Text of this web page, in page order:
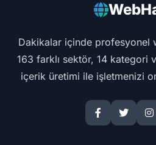
Dakikalar içinde profesyonel
163 farklı sektör, 14 kategori
içerik üretimi ile işletmenizi